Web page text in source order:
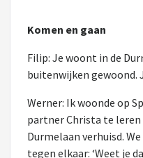
Komen en gaan
Filip: Je woont in de
buitenwijken gewoond.
Werner: Ik woonde op
partner Christa te leren
Durmelaan verhuisd.
tegen elkaar: ‘Weet je